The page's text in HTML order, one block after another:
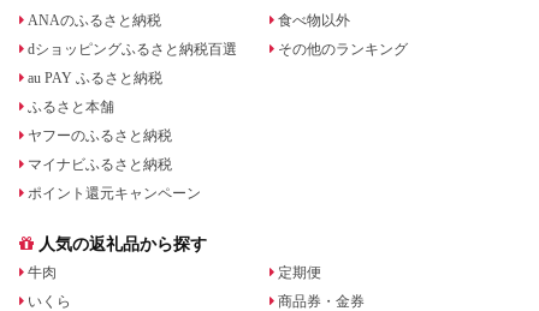
ANAのふるさと納税
dショッピングふるさと納税百選
au PAY ふるさと納税
ふるさと本舗
ヤフーのふるさと納税
マイナビふるさと納税
ポイント還元キャンペーン
食べ物以外
その他のランキング
人気の返礼品から探す
牛肉
いくら
定期便
商品券・金券